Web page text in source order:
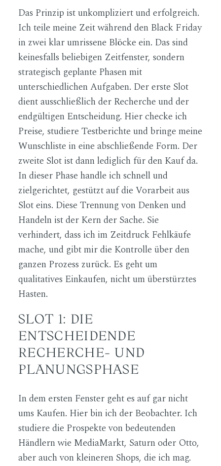
Das Prinzip ist unkompliziert und erfolgreich.
Ich teile meine Zeit während den Black Friday
in zwei klar umrissene Blöcke ein. Das sind
keinesfalls beliebigen Zeitfenster, sondern
strategisch geplante Phasen mit
unterschiedlichen Aufgaben. Der erste Slot
dient ausschließlich der Recherche und der
endgültigen Entscheidung. Hier checke ich
Preise, studiere Testberichte und bringe meine
Wunschliste in eine abschließende Form. Der
zweite Slot ist dann lediglich für den Kauf da.
In dieser Phase handle ich schnell und
zielgerichtet, gestützt auf die Vorarbeit aus
Slot eins. Diese Trennung von Denken und
Handeln ist der Kern der Sache. Sie
verhindert, dass ich im Zeitdruck Fehlkäufe
mache, und gibt mir die Kontrolle über den
ganzen Prozess zurück. Es geht um
qualitatives Einkaufen, nicht um überstürztes
Hasten.
SLOT 1: DIE
ENTSCHEIDENDE
RECHERCHE- UND
PLANUNGSPHASE
In dem ersten Fenster geht es auf gar nicht
ums Kaufen. Hier bin ich der Beobachter. Ich
studiere die Prospekte von bedeutenden
Händlern wie MediaMarkt, Saturn oder Otto,
aber auch von kleineren Shops, die ich mag.